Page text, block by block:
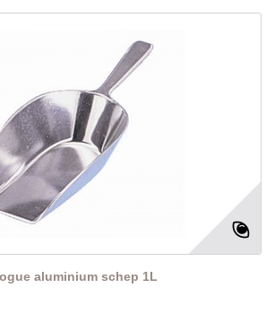
aluminium schep 1L